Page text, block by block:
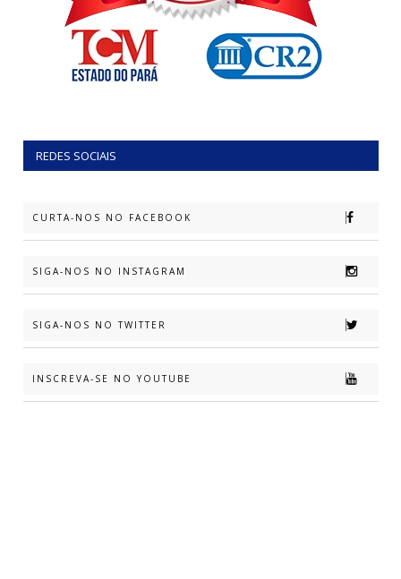
REDES SOCIAIS
CURTA-NOS NO FACEBOOK
SIGA-NOS NO INSTAGRAM
SIGA-NOS NO TWITTER
INSCREVA-SE NO YOUTUBE